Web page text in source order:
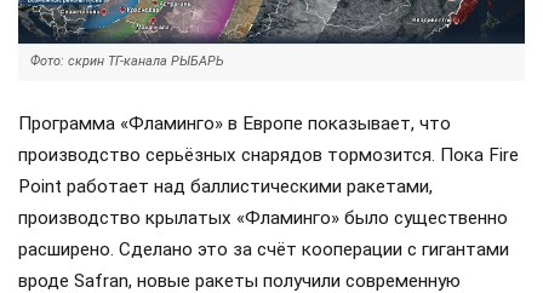
Фото: скрин ТГ-канала РЫБАРЬ
Программа «Фламинго» в Европе показывает, что
производство серьёзных снарядов тормозится. Пока Fire
Point работает над баллистическими ракетами,
производство крылатых «Фламинго» было существенно
расширено. Сделано это за счёт кооперации с гигантами
вроде Safran, новые ракеты получили современную